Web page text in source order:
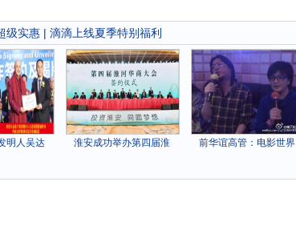
级实惠 | 滴滴上线夏季特别福利
明人吴达 淮安成功举办第四届淮 前华谊高管：电影世界